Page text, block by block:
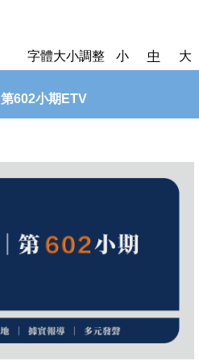
字體大小調整 小 中 大
第602小期 ETV